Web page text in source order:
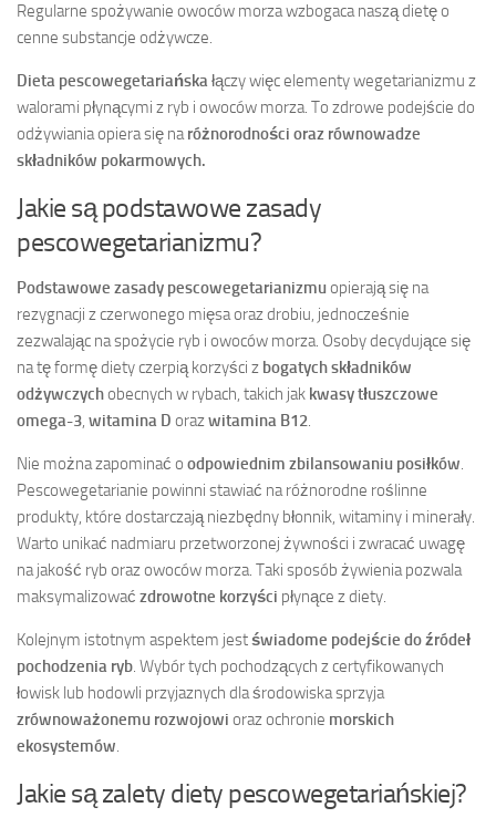
Regularne spożywanie owoców morza wzbogaca naszą dietę o
cenne substancje odżywcze.
Dieta pescowegetariańskałączy więc elementy wegetarianizmu z
walorami płynącymi z ryb i owoców morza. To zdrowe podejście do
odżywiania opiera się naróżnorodności oraz równowadze
składników pokarmowych.
Jakie są podstawowe zasady
pescowegetarianizmu?
Podstawowe zasady pescowegetarianizmuopierają się na
rezygnacji z czerwonego mięsa oraz drobiu, jednocześnie
zezwalając na spożycie ryb i owoców morza. Osoby decydujące się
na tę formę diety czerpią korzyści z bogatych składników
odżywczychobecnych w rybach, takich jak kwasy tłuszczowe
omega-3, witamina D orazwitamina B12.
Nie można zapominać o odpowiednim zbilansowaniu posiłków.
Pescowegetarianie powinni stawiać na różnorodne roślinne
produkty, które dostarczają niezbędny błonnik, witaminy i minerały.
Warto unikać nadmiaru przetworzonej żywności i zwracać uwagę
na jakość ryb oraz owoców morza. Taki sposób żywienia pozwala
maksymalizować zdrowotne korzyści płynące z diety.
Kolejnym istotnym aspektem jestświadome podejście do źródeł
pochodzenia ryb. Wybór tych pochodzących z certyfikowanych
łowisk lub hodowli przyjaznych dla środowiska sprzyja
zrównoważonemu rozwojowi oraz ochronie morskich
ekosystemów.
Jakie są zalety diety pescowegetariańskiej?